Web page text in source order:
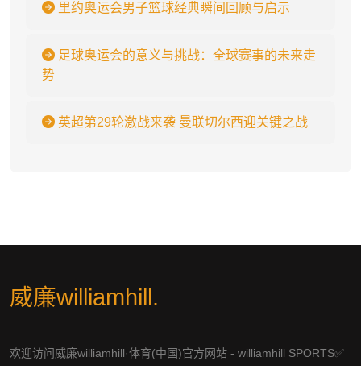
里约奥运会男子篮球经典瞬间回顾与启示
足球奥运会的意义与挑战：全球赛事的未来走
势
英超第29轮激战来袭 曼联切尔西迎关键之战
威廉williamhill.
欢迎访问威廉williamhill·体育(中国)官方网站 - williamhill SPORTS✅